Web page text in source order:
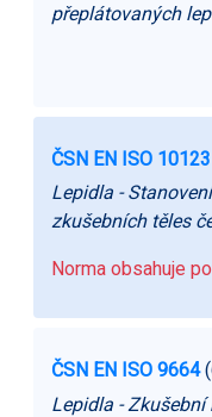
přeplátovaných
ČSN EN ISO 10123
Lepidla -
zkušebních těles
Norma obsahuje
ČSN EN ISO 9664
Lepidla -